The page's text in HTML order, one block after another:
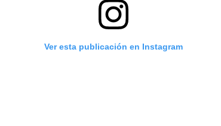
Ver esta publicación en Instagram